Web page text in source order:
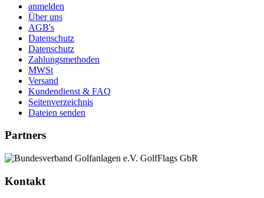
anmelden
Über uns
AGB's
Datenschutz
Datenschutz
Zahlungsmethoden
MWSt
Versand
Kundendienst & FAQ
Seitenverzeichnis
Dateien senden
Partners
Kontakt